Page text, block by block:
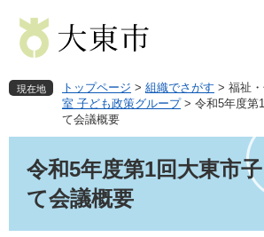
先
す
を
し
現在地 トップページ > 組織でさがす > 福祉
室 子ども政策グループ > 令和5年度第
て会議概要
令和5年度第1回大東市
て会議概要